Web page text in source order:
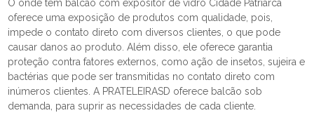
O onde tem balcão com expositor de vidro Cidade Patriarca
oferece uma exposição de produtos com qualidade, pois,
impede o contato direto com diversos clientes, o que pode
causar danos ao produto. Além disso, ele oferece garantia
proteção contra fatores externos, como ação de insetos, sujeira e
bactérias que pode ser transmitidas no contato direto com
inúmeros clientes. A PRATELEIRASD oferece balcão sob
demanda, para suprir as necessidades de cada cliente.